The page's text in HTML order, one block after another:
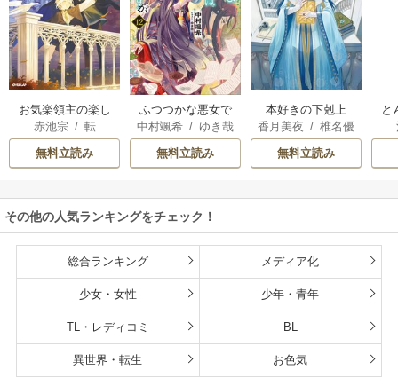
お気楽領主の楽し
い領地防衛
赤池宗/ 転
無料立読み
ふつつかな悪女で
はございますが
中村颯希 / ゆき哉
無料立読み
本好きの下剋上
香月美夜 /椎名優
無料立読み
と
その他の人気ランキングをチェック！
総合ランキング メディア化
少女・女性 少年・青年
TL・レディコミ BL
異世界・転生 お色気